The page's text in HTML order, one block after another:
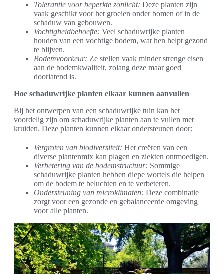
Tolerantie voor beperkte zonlicht: Deze planten zijn
vaak geschikt voor het groeien onder bomen of in de
schaduw van gebouwen.
Vochtigheidbehoefte: Veel schaduwrijke planten
houden van een vochtige bodem, wat hen helpt gezond
te blijven.
Bodemvoorkeur: Ze stellen vaak minder strenge eisen
aan de bodemkwaliteit, zolang deze maar goed
doorlatend is.
Hoe schaduwrijke planten elkaar kunnen aanvullen
Bij het ontwerpen van een schaduwrijke tuin kan het
voordelig zijn om schaduwrijke planten aan te vullen met
kruiden. Deze planten kunnen elkaar ondersteunen door:
Vergroten van biodiversiteit: Het creëren van een
diverse plantenmix kan plagen en ziekten ontmoedigen.
Verbetering van de bodemstructuur: Sommige
schaduwrijke planten hebben diepe wortels die helpen
om de bodem te beluchten en te verbeteren.
Ondersteuning van microklimaten: Deze combinatie
zorgt voor een gezonde en gebalanceerde omgeving
voor alle planten.